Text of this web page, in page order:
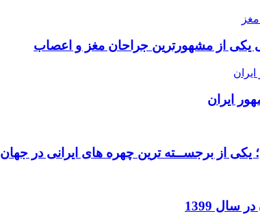
یکی از مشهورترین جراحان مغز و اعصاب
ایران
یکی از برجســته ترین چهره های ایرانی در جهان
1399